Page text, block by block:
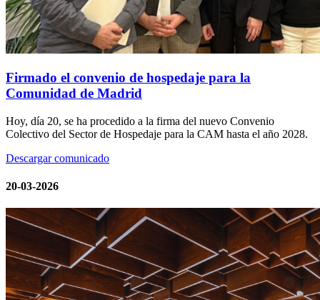
Firmado el convenio de hospedaje para la
Comunidad de Madrid
Hoy, día 20, se ha procedido a la firma del nuevo Convenio
Colectivo del Sector de Hospedaje para la CAM hasta el año 2028.
Descargar comunicado
20-03-2026